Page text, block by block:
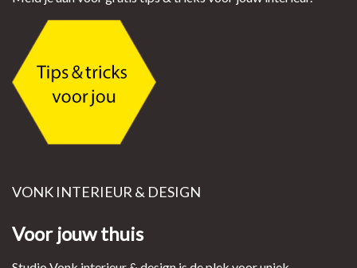
VONK INTERIEUR & DESIGN
Voor jouw thuis